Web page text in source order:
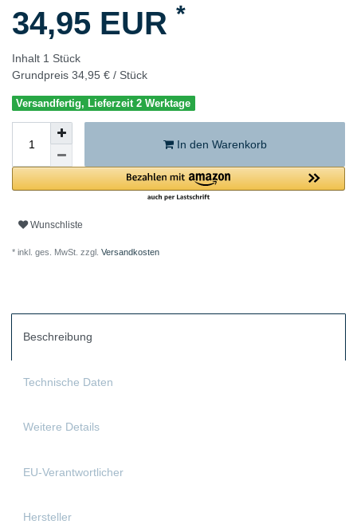
34,95 EUR *
Inhalt 1 Stück
Grundpreis 34,95 € / Stück
Versandfertig, Lieferzeit 2 Werktage
In den Warenkorb
Wunschliste
* inkl. ges. MwSt. zzgl. Versandkosten
Beschreibung
Technische Daten
Weitere Details
EU-Verantwortlicher
Hersteller